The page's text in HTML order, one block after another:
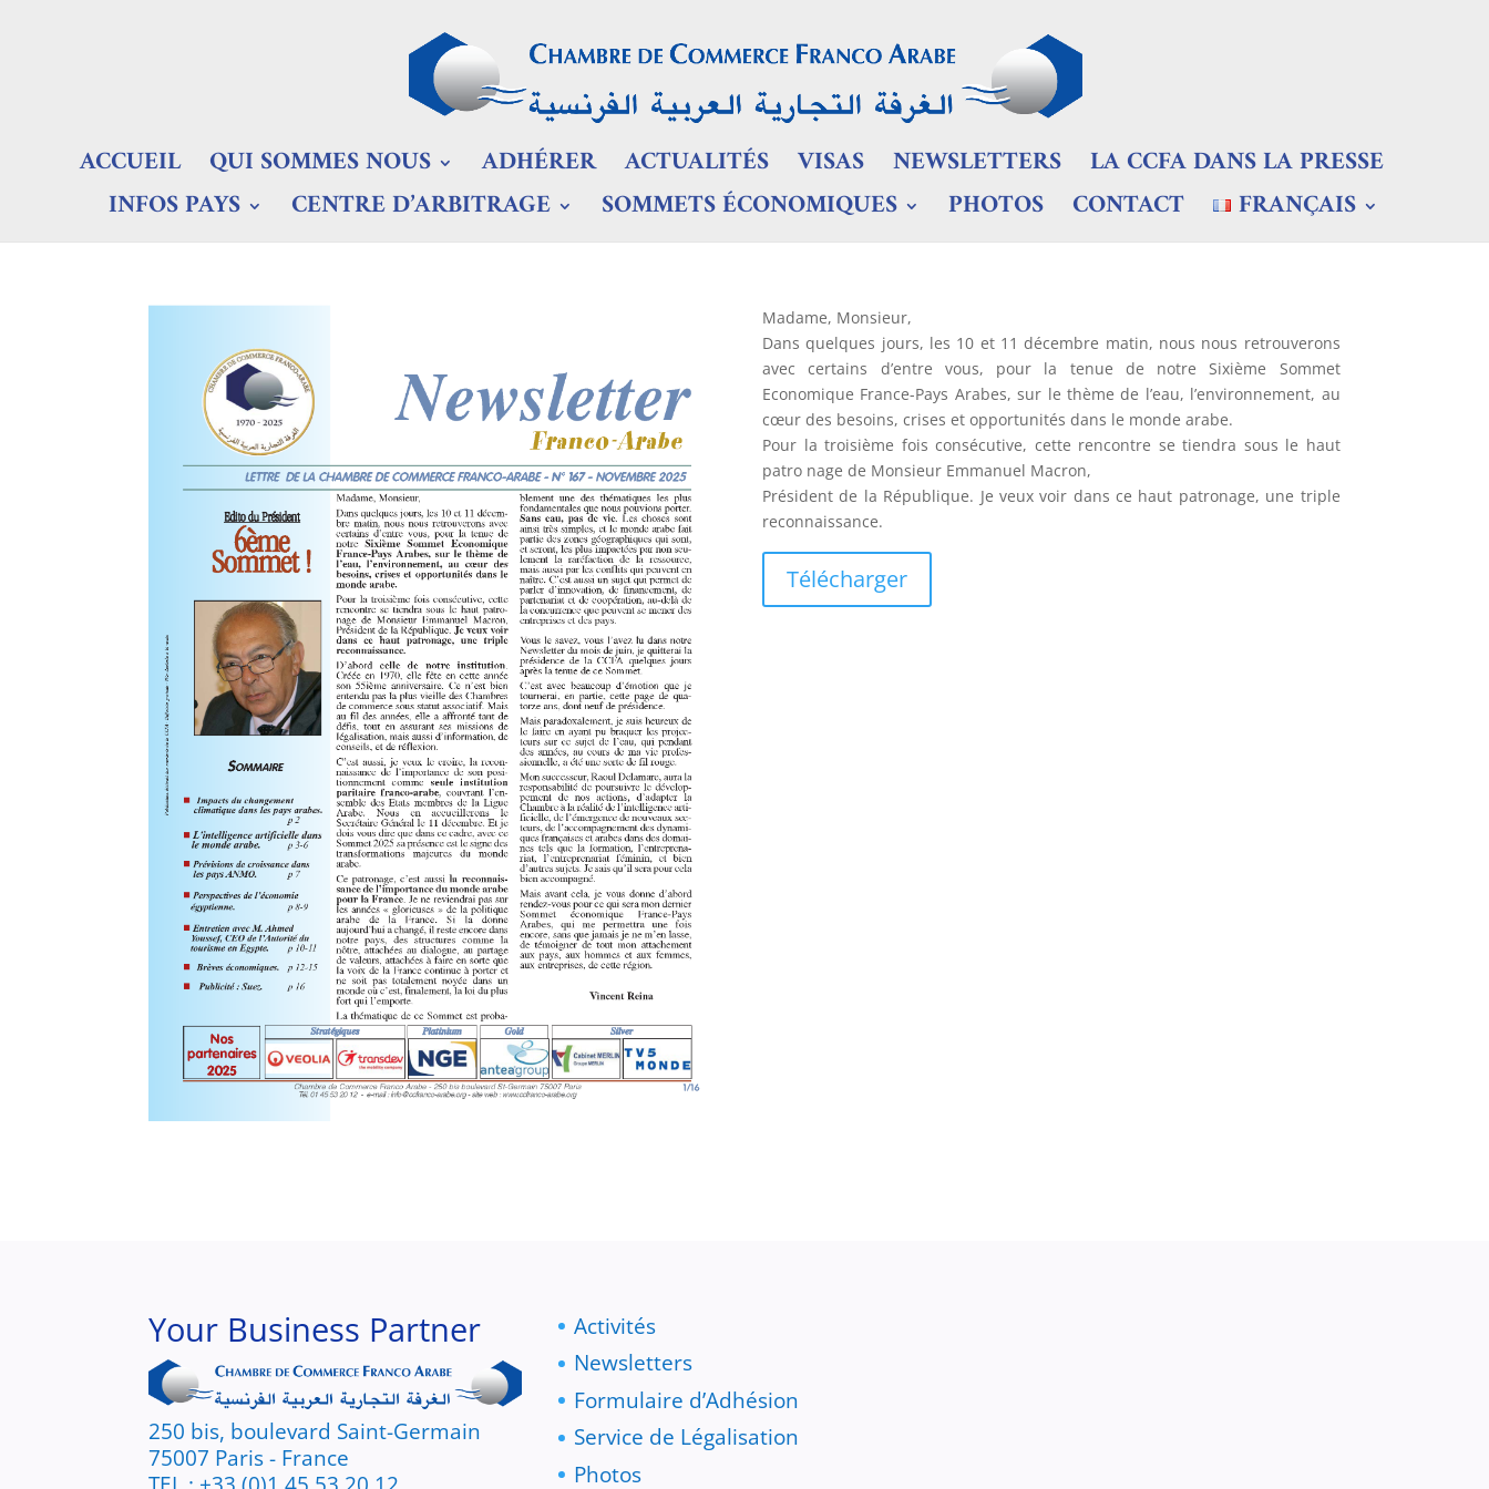
ACCUEIL QUI SOMMES NOUS ADHÉRER ACTUALITÉS VISAS NEWSLETTERS
LA CCFA DANS LA PRESSE
INFOS PAYS
CENTRE D’ARBITRAGE SOMMETS ÉCONOMIQUES PHOTOS CONTACT FRANÇAIS
Madame, Monsieur,
Dans quelques jours, les 10 et 11 décembre matin, nous nous retrouverons
avec certains d’entre vous, pour la tenue de notre Sixième Sommet
Economique France-Pays Arabes, sur le thème de l’eau, l’environnement, au
cœur des besoins, crises et opportunités dans le monde arabe.
Pour la troisième fois consécutive, cette rencontre se tiendra sous le haut
patro nage de Monsieur Emmanuel Macron,
Président de la République. Je veux voir dans ce haut patronage, une triple
reconnaissance.
Télécharger
Your Business Partner
250 bis, boulevard Saint-Germain
75007 Paris - France
Activités
Newsletters
Formulaire d’Adhésion
Service de Légalisation
Photos